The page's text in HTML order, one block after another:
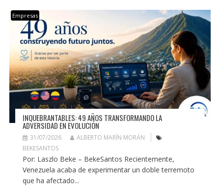
Empresas
INQUEBRANTABLES: 49 AÑOS TRANSFORMANDO LA
ADVERSIDAD EN EVOLUCIÓN
31/07/2026
ALBERTO MARÍN MORÁN
BEKESANTOS
Por: Laszlo Beke – BekeSantos Recientemente,
Venezuela acaba de experimentar un doble terremoto
que ha afectado...